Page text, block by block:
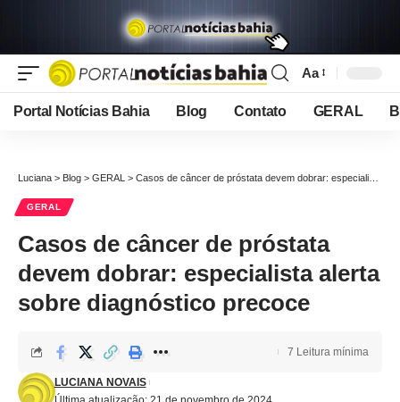
Font
Resizer
Aa
Portal Notícias Bahia Blog Contato GERAL
Luciana > Blog > GERAL > Casos de câncer de próstata devem dobrar: especialista alerta sobre diagnóstico precoce
GERAL
Casos de câncer de próstata
devem dobrar: especialista alerta
sobre diagnóstico precoce
LUCIANA NOVAIS
7 Leitura mínima